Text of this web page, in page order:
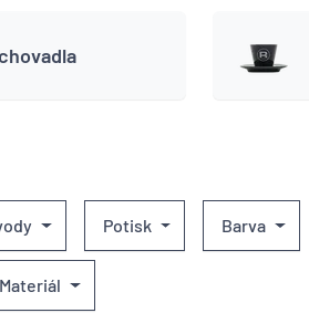
Potisk Barva
Materiál